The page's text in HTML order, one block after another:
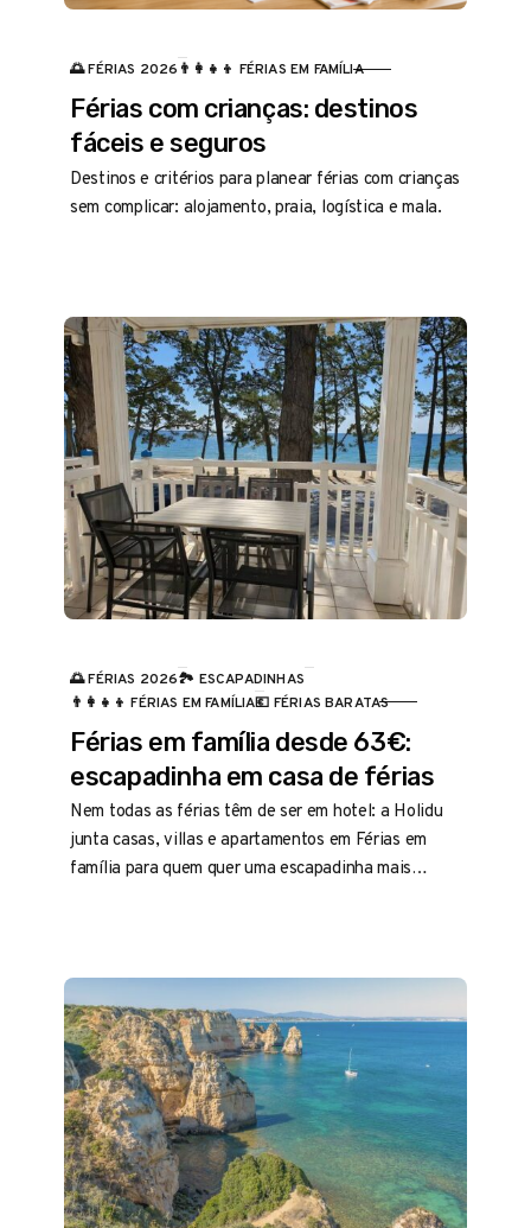
CATEGORIA
🌅 FÉRIAS 2026 👨‍👩‍👧‍👦 FÉRIAS EM FAMÍLIA
Férias com crianças: destinos
fáceis e seguros
Destinos e critérios para planear férias com crianças
sem complicar: alojamento, praia, logística e mala.
CATEGORIA
🌅 FÉRIAS 2026🏞️ ESCAPADINHAS
👨‍👩‍👧‍👦 FÉRIAS EM FAMÍLIA💶 FÉRIAS BARATAS
Férias em família desde 63€:
escapadinha em casa de férias
Nem todas as férias têm de ser em hotel: a Holidu
junta casas, villas e apartamentos em Férias em
família para quem quer uma escapadinha mais